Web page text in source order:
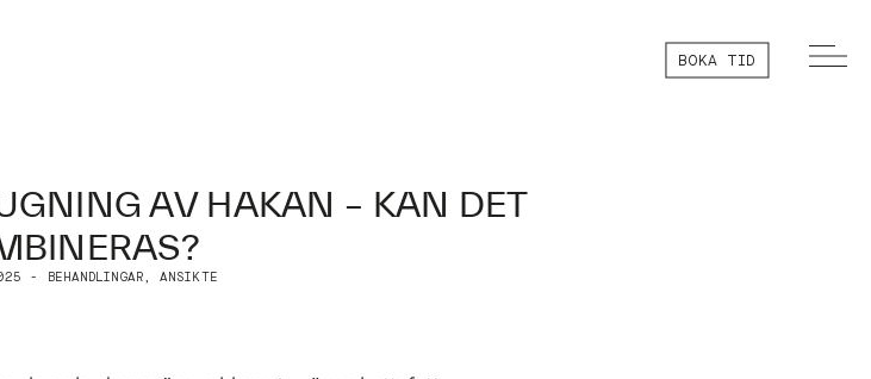
BOKA TID
AV HAKAN – KAN DET
- BEHANDLINGAR, ANSIKTE